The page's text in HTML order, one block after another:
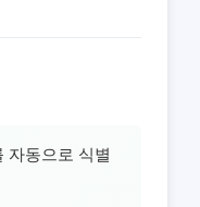
자동으로 식별